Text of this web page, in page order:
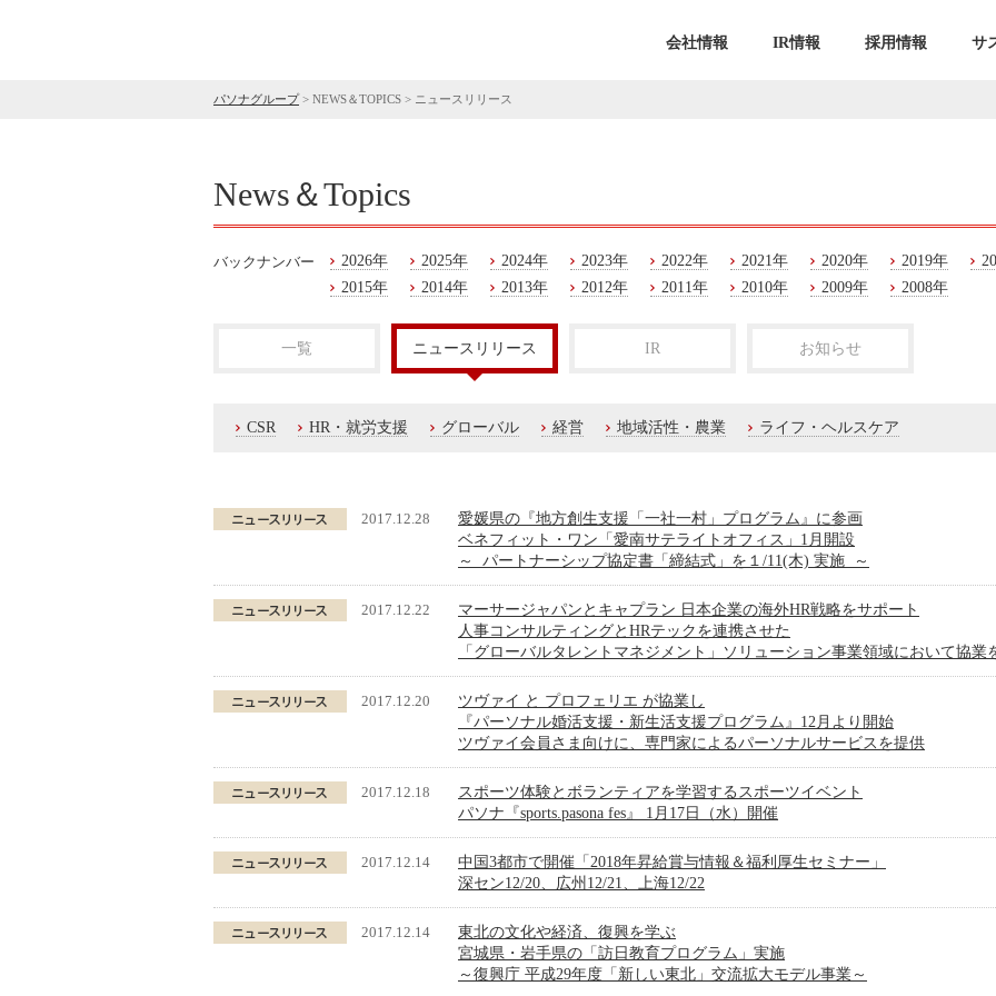
会社情報 IR情報 採用情報 サ
パソナグループ> NEWS＆TOPICS > ニュースリリース
News＆Topics
バックナンバー 2026年 2025年 2024年 2023年 2022年 2021年 2020年 2019年
2015年
2014年 2013年 2012年 2011年 2010年 2009年 2008年
一覧 ニュースリリース IR お知らせ
CSR HR・就労支援 グローバル 経営 地域活性・農業 ライフ・ヘルスケア
2017.12.28
愛媛県の『地方創生支援「一社一村」プログラム』に参画
ベネフィット・ワン「愛南サテライトオフィス」1月開設
～ パートナーシップ協定書「締結式」を１/11(木) 実施 ～
2017.12.22
マーサージャパンとキャプラン 日本企業の海外HR戦略をサポート
人事コンサルティングとHRテックを連携させた
「グローバルタレントマネジメント」ソリューション事業領域において協業
2017.12.20
ツヴァイ と プロフェリエ が協業し
『パーソナル婚活支援・新生活支援プログラム』12月より開始
ツヴァイ会員さま向けに、専門家によるパーソナルサービスを提供
2017.12.18
スポーツ体験とボランティアを学習するスポーツイベント
パソナ『sports.pasona fes』 1月17日（水）開催
2017.12.14
中国3都市で開催「2018年昇給賞与情報＆福利厚生セミナー」
深セン12/20、広州12/21、上海12/22
2017.12.14
東北の文化や経済、復興を学ぶ
宮城県・岩手県の「訪日教育プログラム」実施
～復興庁 平成29年度「新しい東北」交流拡大モデル事業～